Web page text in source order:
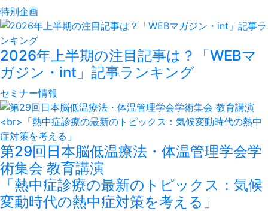
特別企画
2026年上半期の注目記事は？「WEBマ
ガジン・int」記事ランキング
セミナー情報
第29回日本脳低温療法・体温管理学会学
術集会 教育講演
「熱中症診療の最新のトピックス：気候
変動時代の熱中症対策を考える」